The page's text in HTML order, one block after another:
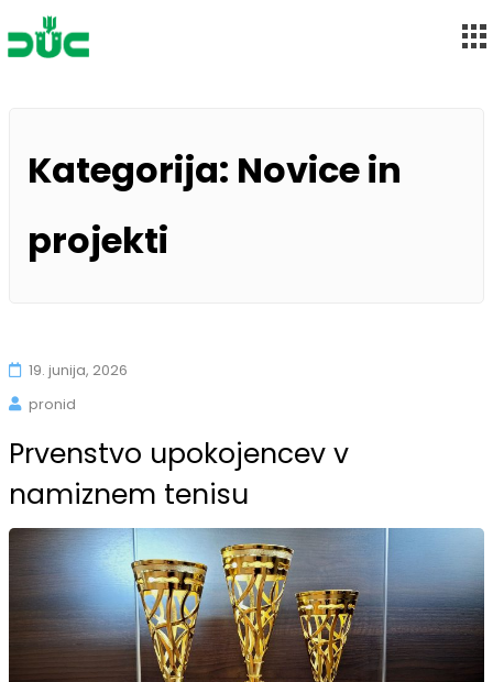
content
Društvo upokojencev Maribor-Center
Kategorija: Novice in
projekti
19. junija, 2026
pronid
Prvenstvo upokojencev v
namiznem tenisu